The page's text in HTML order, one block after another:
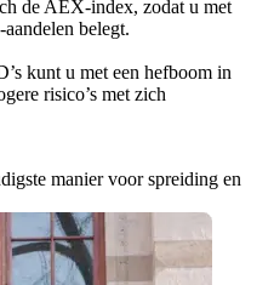
de AEX-index, zodat u met
belegt.
kunt u met een hefboom in
risico’s met zich
manier voor spreiding en